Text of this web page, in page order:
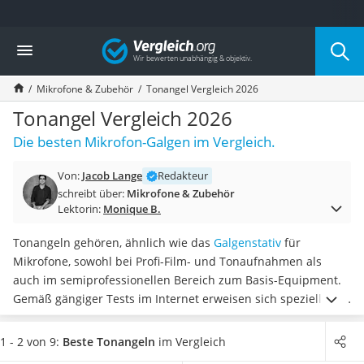
Die beliebtesten Vergleiche nach Kategorie
Elektronik
Powerstation
Monitor 32 Zoll 4K
Fernseher
Drucker
Desktop-PC
Diascanner
Laser-Multifunktionsdrucker
Powerstation mit Solarpanel
Gaming-PC
Soundbar
17-Zoll-Laptop
Satellitenschüssel
Gaming-Headset
Vergleich
Mikrofone & Zubehör Tonangel Vergleich 2026
Tonangel Vergleich 2026
Die besten Mikrofon-Galgen im Vergleich.
Von: Jacob Lange
Redakteur
schreibt über: Mikrofone & Zubehör
Lektorin: Monique B.
Tonangeln gehören, ähnlich wie das Galgenstativ für
Mikrofone, sowohl bei Profi-Film- und Tonaufnahmen als
auch im semiprofessionellen Bereich zum Basis-Equipment.
Gemäß gängiger Tests im Internet erweisen sich speziell die
längenausziehbaren Exemplareals praktisch.Wählen Sie
jetzt eine Tonangel, mit der Sie problemlos eine
Distanz von
1 - 2 von 9: Beste Tonangeln im Vergleich